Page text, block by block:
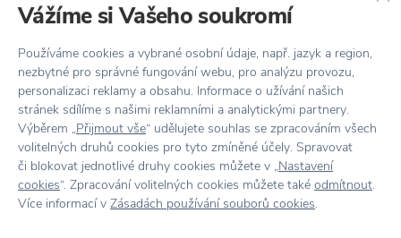
Doprava zadarmonad 100 €
Vrátenie tovaru do 30 dní
7500+ produktov na výber
Showroomv Zlíne
Vážíme si Vašeho soukromí
Používáme cookies a vybrané osobní údaje, např. jazyk a region,
nezbytné pro správné fungování webu, pro analýzu provozu,
personalizaci reklamy a obsahu. Informace o užívání našich
stránek sdílíme s našimi reklamními a analytickými partnery.
Výběrem „Přijmout vše“ udělujete souhlas se zpracováním všech
volitelných druhů cookies pro tyto zmíněné účely. Spravovat
či blokovat jednotlivé druhy cookies můžete v „Nastavení
cookies“. Zpracování volitelných cookies můžete také odmítnout.
Více informací v Zásadách používání souborů cookies.